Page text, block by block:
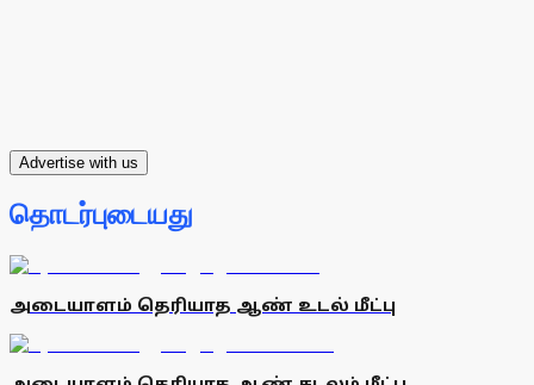
Advertise with us
தொடர்புடையது
அடையாளம் தெரியாத ஆண் உடல் மீட்பு